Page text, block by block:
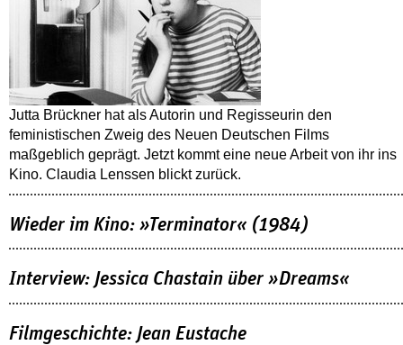
Jutta Brückner hat als Autorin und Regisseurin den
feministischen Zweig des Neuen Deutschen Films
maßgeblich geprägt. Jetzt kommt eine neue Arbeit von ihr ins
Kino. Claudia Lenssen blickt zurück.
Wieder im Kino: »Terminator« (1984)
Interview: Jessica Chastain über »Dreams«
Filmgeschichte: Jean Eustache